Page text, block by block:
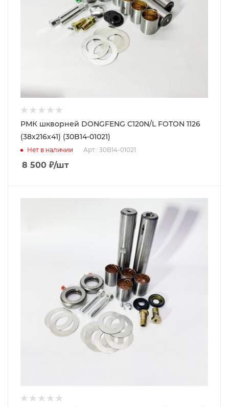
РМК шкворней DONGFENG C120N/L FOTON 1126
(38х216х41) (30B14-01021)
Нет в наличии Арт.: 30B14-01021
8 500 ₽/шт